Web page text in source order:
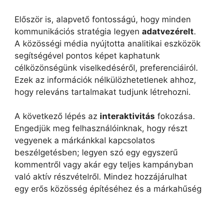
Először is, alapvető fontosságú, hogy minden
kommunikációs stratégia legyen adatvezérelt.
A közösségi média nyújtotta analitikai eszközök
segítségével pontos képet kaphatunk
célközönségünk viselkedéséről, preferenciáiról.
Ezek az információk nélkülözhetetlenek ahhoz,
hogy releváns tartalmakat tudjunk létrehozni.
A következő lépés az interaktivitás fokozása.
Engedjük meg felhasználóinknak, hogy részt
vegyenek a márkánkkal kapcsolatos
beszélgetésben; legyen szó egy egyszerű
kommentről vagy akár egy teljes kampányban
való aktív részvételről. Mindez hozzájárulhat
egy erős közösség építéséhez és a márkahűség